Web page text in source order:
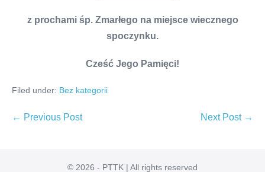
z prochami śp. Zmarłego na miejsce wiecznego
spoczynku.
Cześć Jego Pamięci!
Filed under: Bez kategorii
Post
← Previous Post Next Post →
© 2026 - PTTK | All rights reserved